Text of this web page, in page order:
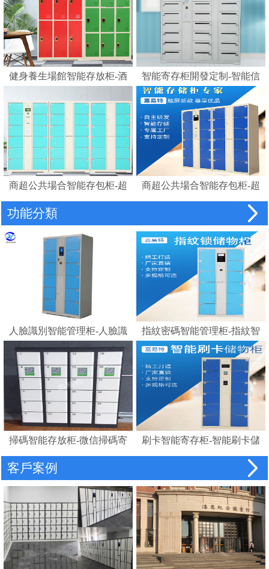
健身養生場館智能存放柜-酒
鎖柜桑拿更衣柜手腕卡
智能寄存柜開發定制-智能信
報箱電子寄存柜
商超公共場合智能存包柜-超
市智能儲物柜密碼柜電子存
包柜
商超公共場合智能存包柜-超
市智能條碼寄存儲物柜電子
存包柜
功能分類
人臉識別智能管理柜-人臉識
別存包柜指紋智能電子寄存
柜
指紋密碼智能管理柜-指紋智
能電子寄存柜
掃碼智能存放柜-微信掃碼寄
存柜
刷卡智能寄存柜-智能刷卡儲
物柜 IC卡電子感應自助存包
柜
客戶案例